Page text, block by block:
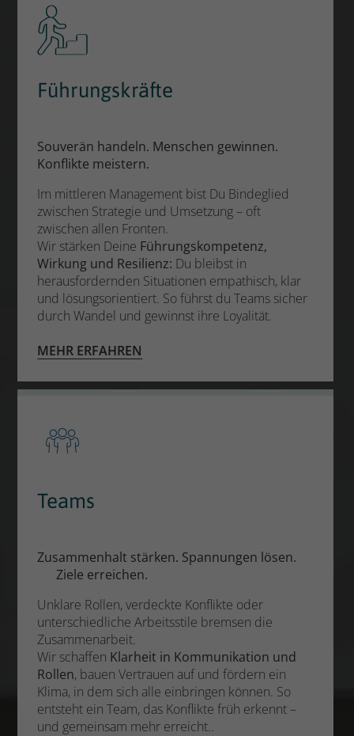
Führungskräfte
Souverän handeln. Menschen gewinnen.
Konflikte meistern.
Im mittleren Management bist Du Bindeglied
zwischen Strategie und Umsetzung – oft
zwischen allen Fronten.
Wir stärken Deine Führungskompetenz,
Wirkung und Resilienz: Du bleibst in
herausfordernden Situationen empathisch, klar
und lösungsorientiert. So führst du Teams sicher
durch Wandel und gewinnst ihre Loyalität.
MEHR ERFAHREN
Teams
Zusammenhalt stärken. Spannungen lösen.
Ziele erreichen.
Unklare Rollen, verdeckte Konflikte oder
unterschiedliche Arbeitsstile bremsen die
Zusammenarbeit.
Wir schaffen Klarheit in Kommunikation und
Rollen, bauen Vertrauen auf und fördern ein
Klima, in dem sich alle einbringen können. So
entsteht ein Team, das Konflikte früh erkennt –
und gemeinsam mehr erreicht..